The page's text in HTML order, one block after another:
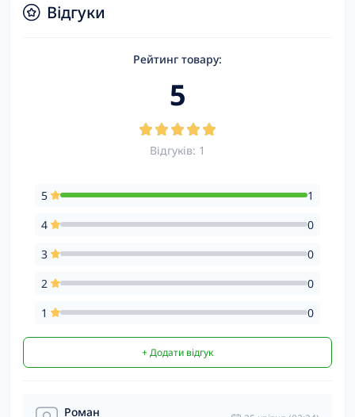
Відгуки
Рейтинг товару:
5
Відгуків: 1
5
1
4
0
3
0
2
0
1
0
+ Додати відгук
Роман